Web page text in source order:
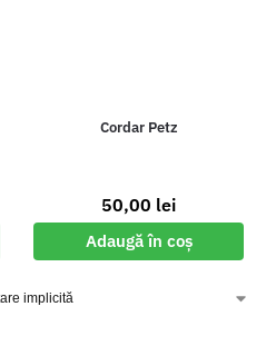
Cordar Petz
50,00 lei
Adaugă în coș